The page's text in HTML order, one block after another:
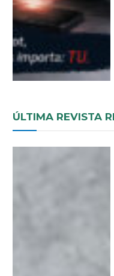
ÚLTIMA REVISTA